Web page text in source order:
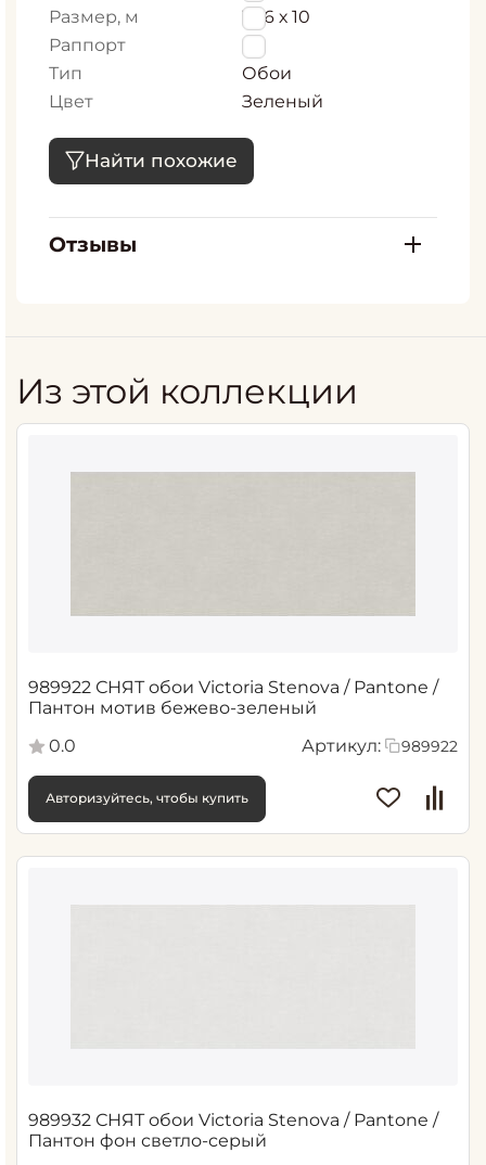
Размер, м
1,06 х 10
Раппорт
0
Тип
Обои
Цвет
Зеленый
Найти похожие
Отзывы
Из этой коллекции
989922 СНЯТ обои Victoria Stenova / Pantone /
Пантон мотив бежево-зеленый
0.0
Артикул: 989922
Авторизуйтесь, чтобы купить
989932 СНЯТ обои Victoria Stenova / Pantone /
Пантон фон светло-серый